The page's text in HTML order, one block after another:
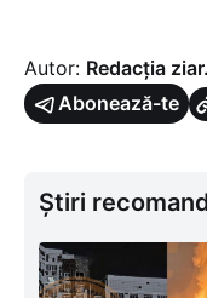
Autor: Redacția
Abonează-te
Știri